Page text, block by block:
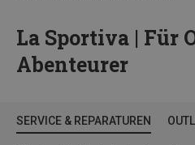
La Sportiva | Für
Abenteurer
SERVICE & REPARATUREN